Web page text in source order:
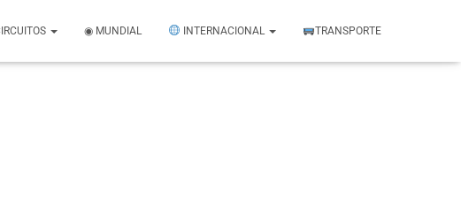
◉ MUNDIAL INTERNACIONAL TRANSPORTE